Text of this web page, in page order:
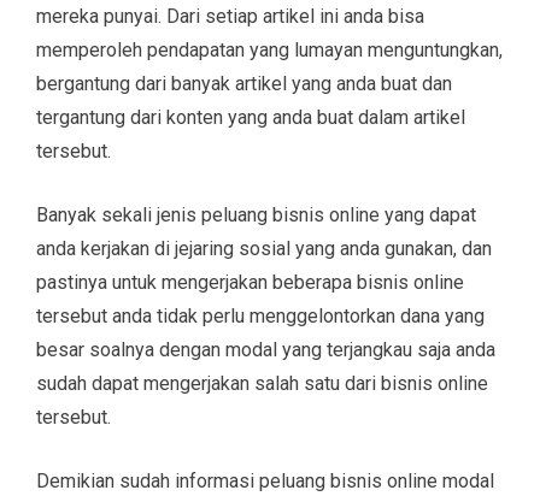
mereka punyai. Dari setiap artikel ini anda bisa
memperoleh pendapatan yang lumayan menguntungkan,
bergantung dari banyak artikel yang anda buat dan
tergantung dari konten yang anda buat dalam artikel
tersebut.
Banyak sekali jenis peluang bisnis online yang dapat
anda kerjakan di jejaring sosial yang anda gunakan, dan
pastinya untuk mengerjakan beberapa bisnis online
tersebut anda tidak perlu menggelontorkan dana yang
besar soalnya dengan modal yang terjangkau saja anda
sudah dapat mengerjakan salah satu dari bisnis online
tersebut.
Demikian sudah informasi peluang bisnis online modal